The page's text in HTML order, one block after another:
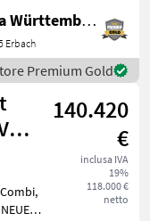
unter
für Ihre
Baywa Württemberg
Erbach
Premium Gold
140.420
€
inclusa IVA
19%
118.000 €
netto